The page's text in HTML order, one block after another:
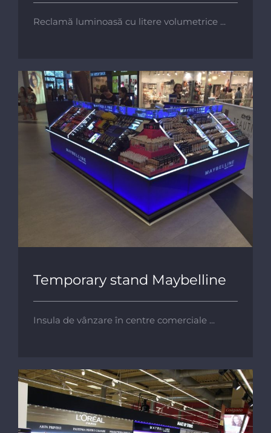
Reclamă luminoasă cu litere volumetrice ...
Temporary stand Maybelline
Temporary stand Maybelline
Insula de vânzare în centre comerciale ...